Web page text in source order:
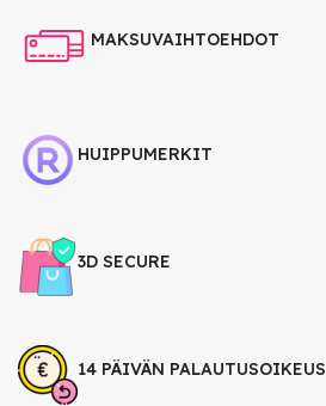
MAKSUVAIHTOEHDOT
HUIPPUMERKIT
3D SECURE
14 PÄIVÄN PALAUTUSOIKEUS